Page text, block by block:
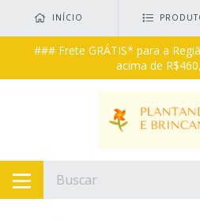
INÍCIO
### Frete GRÁTIS* para a
acima de